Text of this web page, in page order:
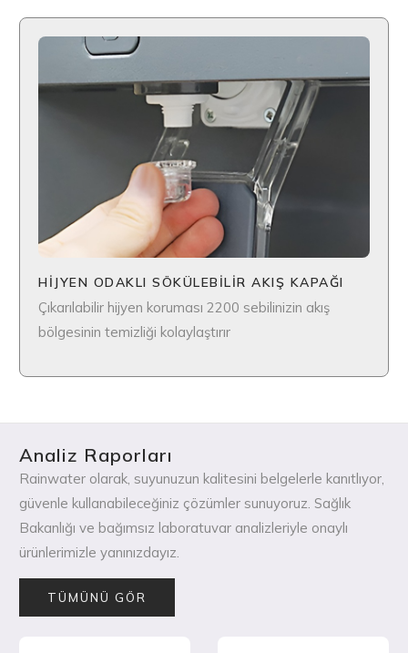
HİJYEN ODAKLI SÖKÜLEBİLİR AKIŞ KAPAĞI
Çıkarılabilir hijyen koruması 2200 sebilinizin akış
bölgesinin temizliği kolaylaştırır
Analiz Raporları
Rainwater olarak, suyunuzun kalitesini belgelerle kanıtlıyor,
güvenle kullanabileceğiniz çözümler sunuyoruz. Sağlık
Bakanlığı ve bağımsız laboratuvar analizleriyle onaylı
ürünlerimizle yanınızdayız.
TÜMÜNÜ GÖR